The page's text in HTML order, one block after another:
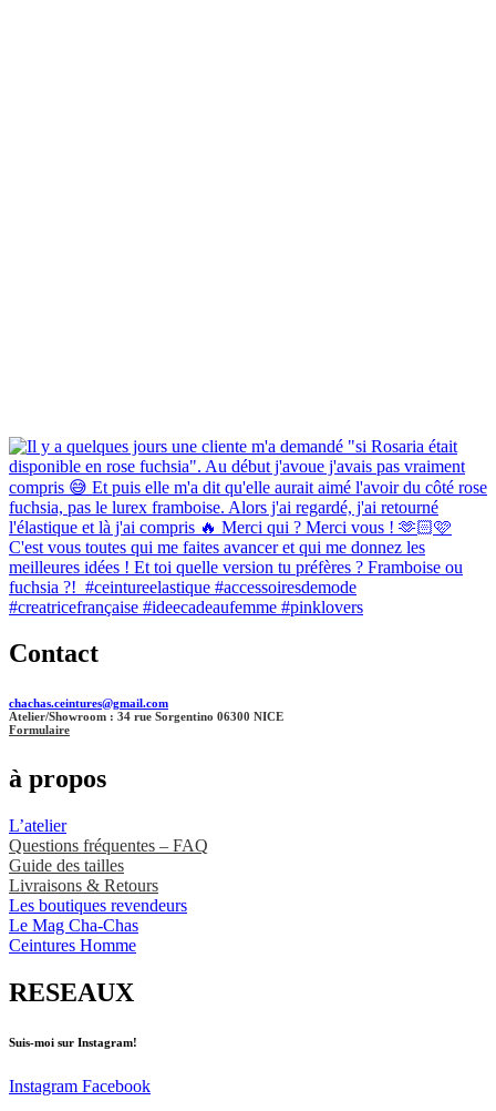
Contact
chachas.ceintures@gmail.com
Atelier/Showroom : 34 rue Sorgentino 06300 NICE
Formulaire
à propos
L’atelier
Questions fréquentes – FAQ
Guide des tailles
Livraisons & Retours
Les boutiques revendeurs
Le Mag Cha-Chas
Ceintures Homme
RESEAUX
Suis-moi sur Instagram!
Instagram Facebook